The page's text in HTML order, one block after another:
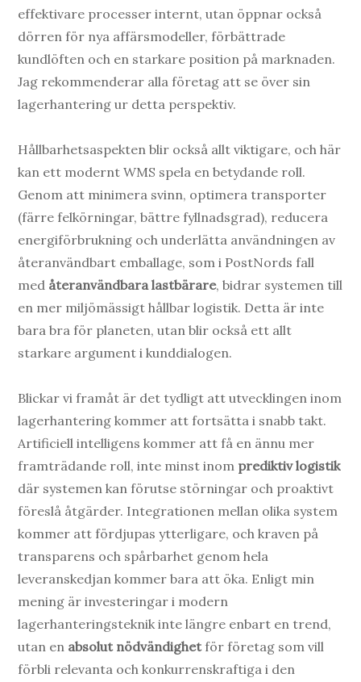
effektivare processer internt, utan öppnar också
dörren för nya affärsmodeller, förbättrade
kundlöften och en starkare position på marknaden.
Jag rekommenderar alla företag att se över sin
lagerhantering ur detta perspektiv.
Hållbarhetsaspekten blir också allt viktigare, och här
kan ett modernt WMS spela en betydande roll.
Genom att minimera svinn, optimera transporter
(färre felkörningar, bättre fyllnadsgrad), reducera
energiförbrukning och underlätta användningen av
återanvändbart emballage, som i PostNords fall
med återanvändbara lastbärare, bidrar systemen till
en mer miljömässigt hållbar logistik. Detta är inte
bara bra för planeten, utan blir också ett allt
starkare argument i kunddialogen.
Blickar vi framåt är det tydligt att utvecklingen inom
lagerhantering kommer att fortsätta i snabb takt.
Artificiell intelligens kommer att få en ännu mer
framträdande roll, inte minst inom prediktiv logistik
där systemen kan förutse störningar och proaktivt
föreslå åtgärder. Integrationen mellan olika system
kommer att fördjupas ytterligare, och kraven på
transparens och spårbarhet genom hela
leveranskedjan kommer bara att öka. Enligt min
mening är investeringar i modern
lagerhanteringsteknik inte längre enbart en trend,
utan en absolut nödvändighetför företag som vill
förbli relevanta och konkurrenskraftiga i den